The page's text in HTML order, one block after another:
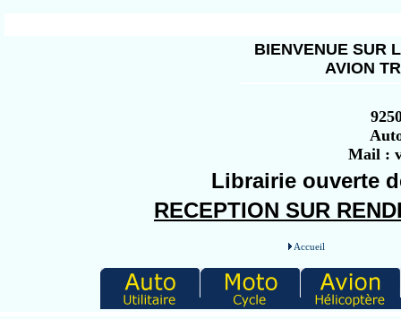
BIENVENUE SUR
AVION
Mail :
Librairie ouverte
RECEPTION SUR
Accueil